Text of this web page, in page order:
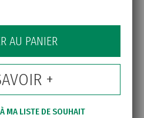
AU PANIER
+
MA LISTE DE SOUHAIT